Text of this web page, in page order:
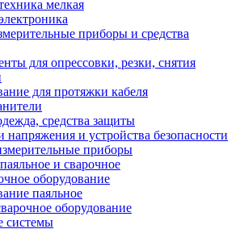
мелкая
приборы и средства
для опрессовки, резки, снятия
для протяжки кабеля
средства защиты
напряжения и устройства безопасности
приборы
и сварочное
оборудование
паяльное
оборудование
системы